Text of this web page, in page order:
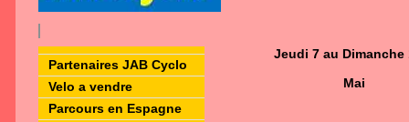
Partenaires JAB Cyclo
Velo a vendre
Parcours en Espagne
Jeudi 7 au Dimanche
Mai